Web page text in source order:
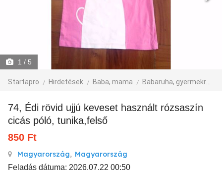
1 / 5
Startapro Hirdetések Baba, mama Babaruha, gyermekruha
74, Édi rövid ujjú keveset használt rózsaszín
cicás póló, tunika,felső
850 Ft
Magyarország, Magyarország
Feladás dátuma: 2026.07.22 00:50